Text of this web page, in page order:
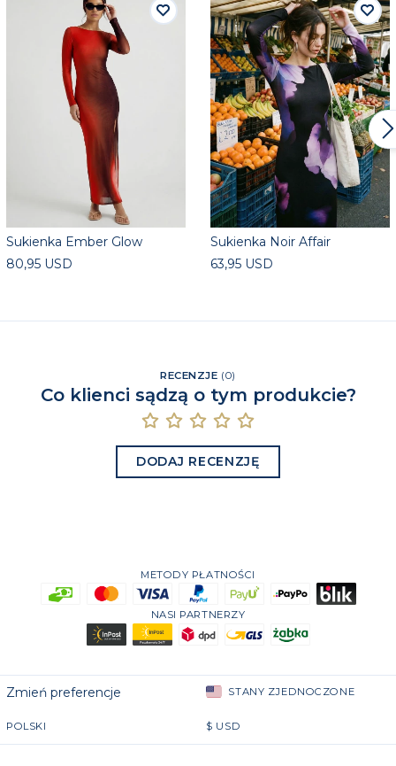
Sukienka Ember Glow
80,95 USD
Sukienka Noir Affair
63,95 USD
RECENZJE (0)
Co klienci sądzą o tym produkcie?
DODAJ RECENZJĘ
METODY PŁATNOŚCI
NASI PARTNERZY
Zmień preferencje STANY ZJEDNOCZONE
POLSKI $ USD